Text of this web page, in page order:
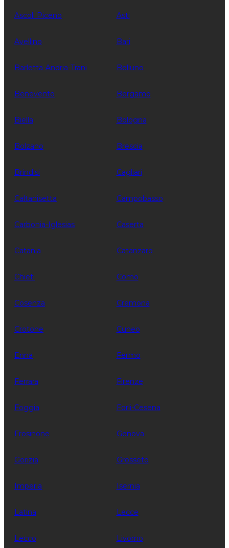
Ascoli Piceno Asti
Avellino Bari
Barletta-Andria-Trani Belluno
Benevento Bergamo
Biella Bologna
Bolzano Brescia
Brindisi Cagliari
Caltanisetta Campobasso
Carbonia-Iglesias Caserta
Catania Catanzaro
Chieti Como
Cosenza Cremona
Crotone Cuneo
Enna Fermo
Ferrara Firenze
Foggia Forli-Cesena
Frosinone Genova
Gorizia Grosseto
Imperia Isernia
Latina Lecce
Lecco Livorno